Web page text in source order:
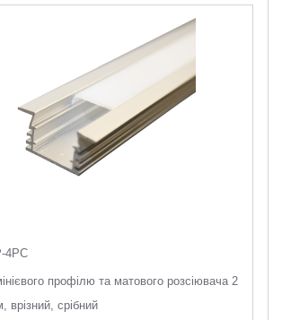
4PC
профілю та матового розсіювача 2
срібний